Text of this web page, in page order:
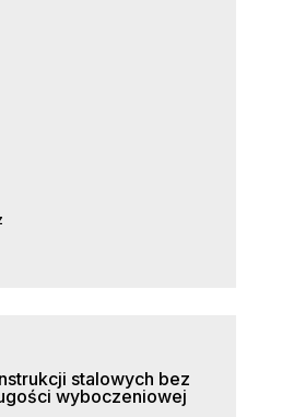
stalowych bez
wyboczeniowej